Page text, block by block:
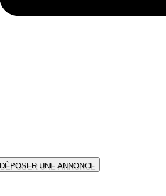
DÉPOSER UNE ANNONCE